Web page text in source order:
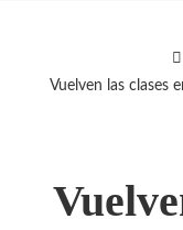
Vuelven las clases